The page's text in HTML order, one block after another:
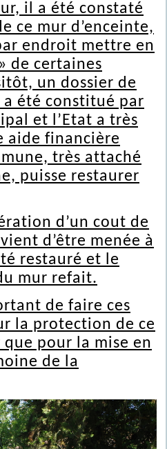
il a été constaté
ce mur d’enceinte,
endroit mettre en
de certaines
un dossier de
a été constitué par
et l’Etat a très
aide financière
très attaché
puisse restaurer
d’un cout de
d’être menée à
restauré et le
mur refait.
de faire ces
la protection de ce
pour la mise en
de la